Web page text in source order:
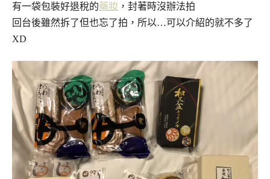
有一袋包裝好退稅的藥妝 ，封著時沒辦法拍
回台後雖然拆了但也忘了拍，所以…可以介紹的就不多了
XD